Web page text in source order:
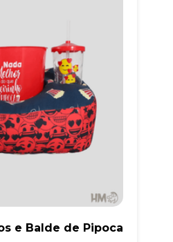
e Balde de Pipoca